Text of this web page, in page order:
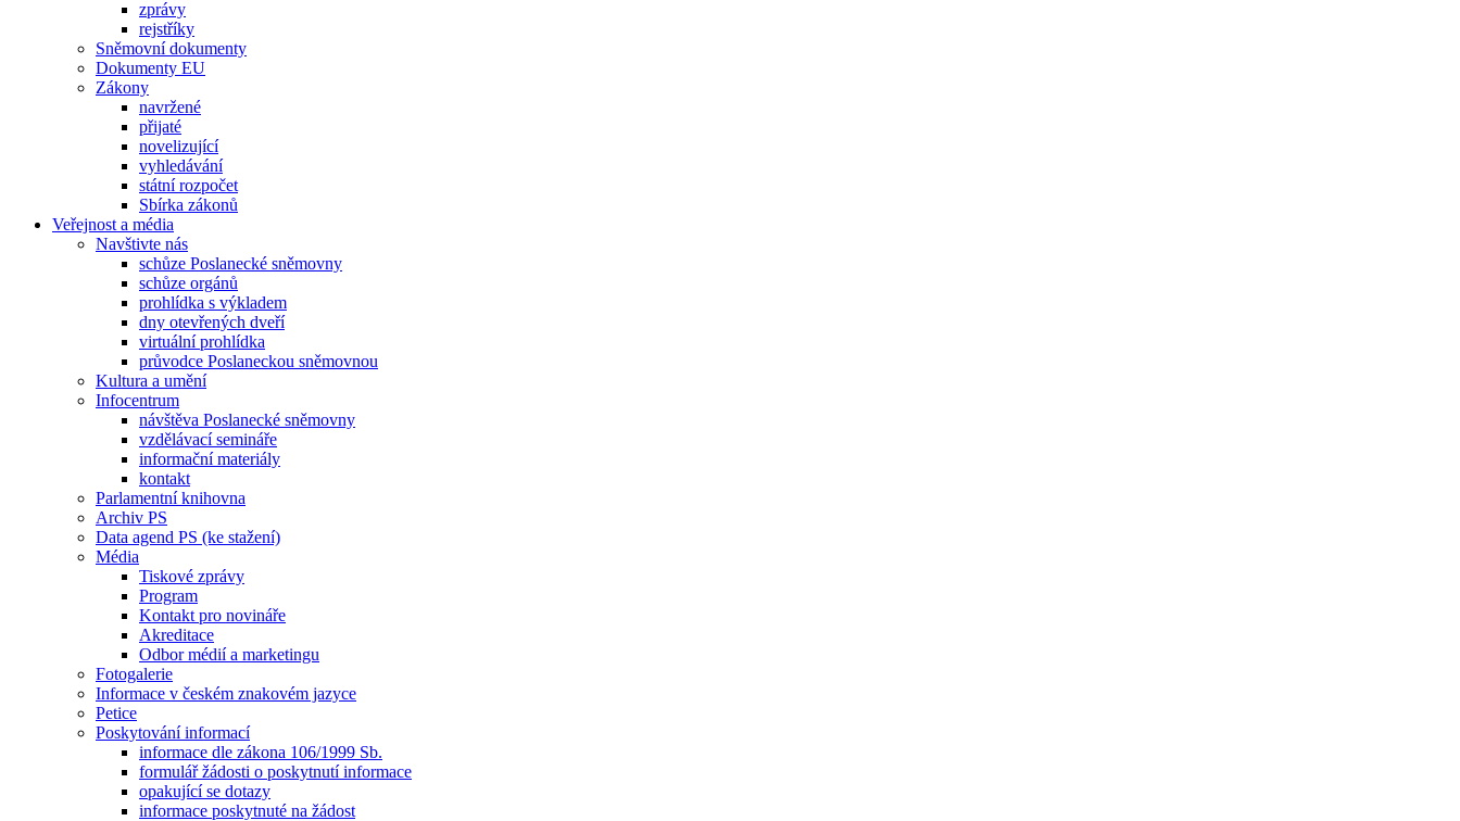
zprávy
rejstříky
Sněmovní dokumenty
Dokumenty EU
Zákony
navržené
přijaté
novelizující
vyhledávání
státní rozpočet
Sbírka zákonů
Veřejnost a média
Navštivte nás
schůze Poslanecké sněmovny
schůze orgánů
prohlídka s výkladem
dny otevřených dveří
virtuální prohlídka
průvodce Poslaneckou sněmovnou
Kultura a umění
Infocentrum
návštěva Poslanecké sněmovny
vzdělávací semináře
informační materiály
kontakt
Parlamentní knihovna
Archiv PS
Data agend PS (ke stažení)
Média
Tiskové zprávy
Program
Kontakt pro novináře
Akreditace
Odbor médií a marketingu
Fotogalerie
Informace v českém znakovém jazyce
Petice
Poskytování informací
informace dle zákona 106/1999 Sb.
formulář žádosti o poskytnutí informace
opakující se dotazy
informace poskytnuté na žádost